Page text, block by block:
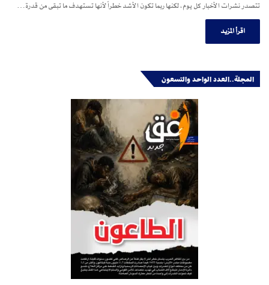
تتصدر نشرات الأخبار كل يوم، لكنها ربما تكون الأشد خطراً لأنها تستهدف ما تبقى من قدرة…
اقرأ المزيد
المجلة..العدد الواحد والتسعون